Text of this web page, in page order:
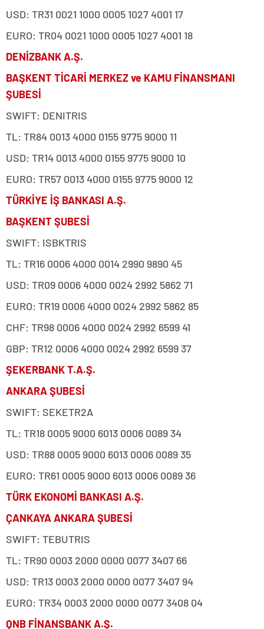
USD: TR31 0021 1000 0005 1027 4001 17
EURO: TR04 0021 1000 0005 1027 4001 18
DENİZBANK A.Ş.
BAŞKENT TİCARİ MERKEZ ve KAMU FİNANSMANI
ŞUBESİ
SWIFT: DENITRIS
TL: TR84 0013 4000 0155 9775 9000 11
USD: TR14 0013 4000 0155 9775 9000 10
EURO: TR57 0013 4000 0155 9775 9000 12
TÜRKİYE İŞ BANKASI A.Ş.
BAŞKENT ŞUBESİ
SWIFT: ISBKTRIS
TL: TR16 0006 4000 0014 2990 9890 45
USD: TR09 0006 4000 0024 2992 5862 71
EURO: TR19 0006 4000 0024 2992 5862 85
CHF: TR98 0006 4000 0024 2992 6599 41
GBP: TR12 0006 4000 0024 2992 6599 37
ŞEKERBANK T.A.Ş.
ANKARA ŞUBESİ
SWIFT: SEKETR2A
TL: TR18 0005 9000 6013 0006 0089 34
USD: TR88 0005 9000 6013 0006 0089 35
EURO: TR61 0005 9000 6013 0006 0089 36
TÜRK EKONOMİ BANKASI A.Ş.
ÇANKAYA ANKARA ŞUBESİ
SWIFT: TEBUTRIS
TL: TR90 0003 2000 0000 0077 3407 66
USD: TR13 0003 2000 0000 0077 3407 94
EURO: TR34 0003 2000 0000 0077 3408 04
QNB FİNANSBANK A.Ş.